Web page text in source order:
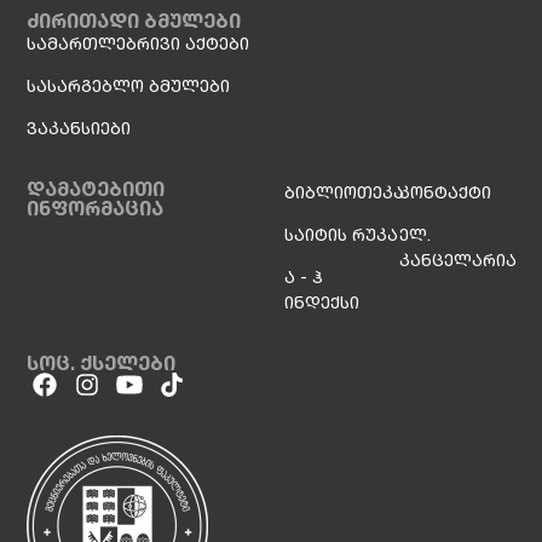
ძირითადი ბმულები
სამართლებრივი აქტები
სასარგებლო ბმულები
ვაკანსიები
დამატებითი
ინფორმაცია
ბიბლიოთეკა
საიტის რუკა
ა - ჰ
ინდექსი
კონტაქტი
ელ.
კანცელარია
სოც. ქსელები